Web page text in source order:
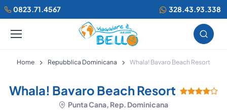
0823.71.4567 328.43.93.338
Home Repubblica Dominicana Whala! Bavaro Beach Resort
Whala! Bavaro Beach Resort
Punta Cana, Rep. Dominicana